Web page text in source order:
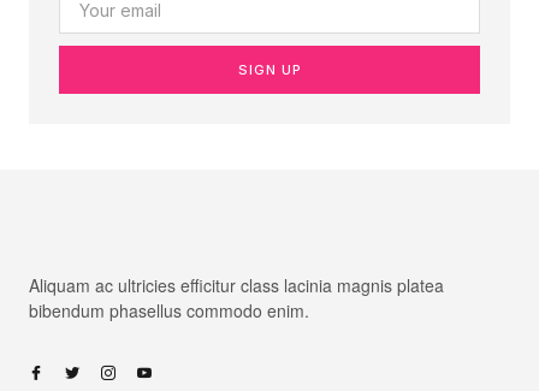
SIGN UP
Aliquam ac ultricies efficitur class lacinia magnis platea
bibendum phasellus commodo enim.